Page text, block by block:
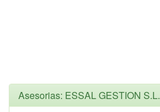
Asesorias: ESSAL GESTION S.L.